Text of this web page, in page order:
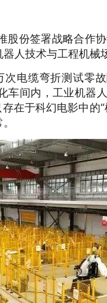
份签署战略合作
人技术与工程机械
电缆弯折测试零
间内，工业机器
在于科幻电影中的